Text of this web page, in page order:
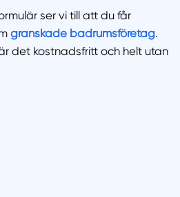
ser vi till att du får
granskade badrumsföretag.
det kostnadsfritt och helt utan